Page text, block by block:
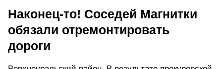
Наконец-то! Соседей Магнитки
обязали отремонтировать
дороги